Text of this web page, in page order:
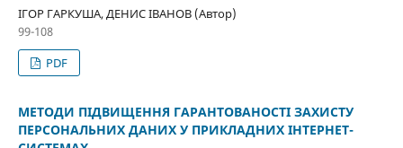
ІГОР ГАРКУША, ДЕНИС ІВАНОВ (Автор)
99-108
PDF
МЕТОДИ ПІДВИЩЕННЯ ГАРАНТОВАНОСТІ ЗАХИСТУ
ПЕРСОНАЛЬНИХ ДАНИХ У ПРИКЛАДНИХ ІНТЕРНЕТ-